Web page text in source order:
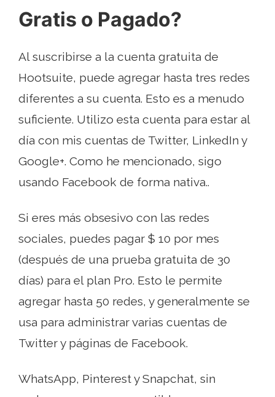
Gratis o Pagado?
Al suscribirse a la cuenta gratuita de
Hootsuite, puede agregar hasta tres redes
diferentes a su cuenta. Esto es a menudo
suficiente. Utilizo esta cuenta para estar al
día con mis cuentas de Twitter, LinkedIn y
Google+. Como he mencionado, sigo
usando Facebook de forma nativa..
Si eres más obsesivo con las redes
sociales, puedes pagar $ 10 por mes
(después de una prueba gratuita de 30
días) para el plan Pro. Esto le permite
agregar hasta 50 redes, y generalmente se
usa para administrar varias cuentas de
Twitter y páginas de Facebook.
WhatsApp, Pinterest y Snapchat, sin